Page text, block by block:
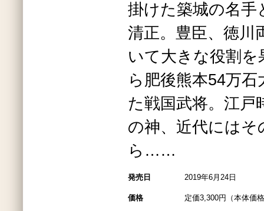
掛けた築城の名手
清正。豊臣、徳川
いて大きな役割
ら肥後熊本54万
た戦国武将。江戸
の神、近代にはそ
ら……
発売日 2019年6月24日
価格 定価3,300円（本体価